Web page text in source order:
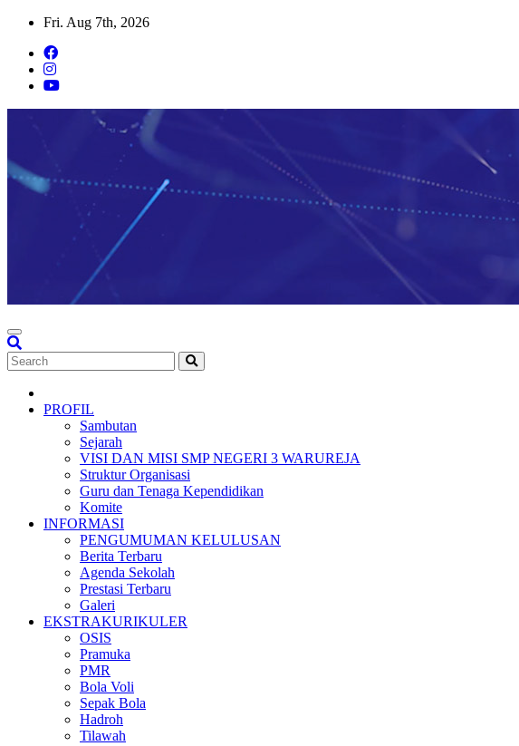
Skip
content
Fri. Aug 7th, 2026
PROFIL
Sambutan
Sejarah
VISI DAN MISI SMP NEGERI 3 WARUREJA
Struktur Organisasi
Guru dan Tenaga Kependidikan
Komite
INFORMASI
PENGUMUMAN KELULUSAN
Berita Terbaru
Agenda Sekolah
Prestasi Terbaru
Galeri
EKSTRAKURIKULER
OSIS
Pramuka
PMR
Bola Voli
Sepak Bola
Hadroh
Tilawah